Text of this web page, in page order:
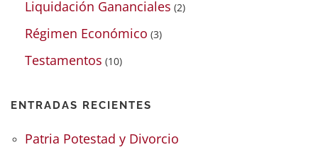
Liquidación Gananciales (2)
Régimen Económico (3)
Testamentos (10)
ENTRADAS RECIENTES
Patria Potestad y Divorcio